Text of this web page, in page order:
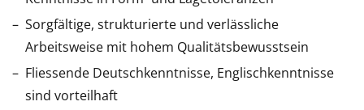
Sorgfältige, strukturierte und verlässliche
Arbeitsweise mit hohem Qualitätsbewusstsein
Fliessende Deutschkenntnisse, Englischkenntnisse
sind vorteilhaft